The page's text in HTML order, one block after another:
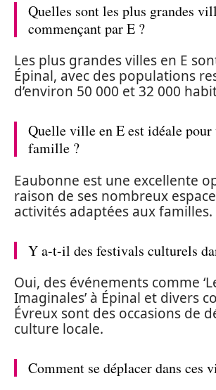
Quelles sont les plus grandes
commençant par E ?
Les plus grandes villes en E
Épinal, avec des populations
d’environ 50 000 et 32 000
Quelle ville en E est idéale pour
famille ?
Eaubonne est une excellente
raison de ses nombreux
activités adaptées aux familles.
Y a-t-il des festivals culturels
Oui, des événements comme
Imaginales’ à Épinal et divers
Évreux sont des occasions de
culture locale.
Comment se déplacer dans ces